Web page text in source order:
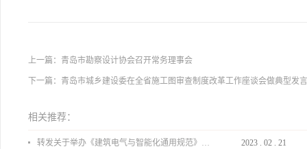
上一篇： 青岛市勘察设计协会召开常务理事会
下一篇： 青岛市城乡建设委在全省施工图审查制度改革工作座谈会做典型发言
相关推荐：
转发关于举办《建筑电气与智能化通用规范》 GB55024-2022公益宣贯的通知 2023 . 02 . 21